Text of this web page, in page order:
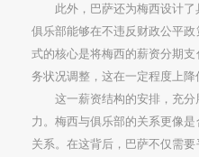
此外，巴萨还为梅西设计
俱乐部能够在不违反财政公平
式的核心是将梅西的薪资分期
务状况调整，这在一定程度上降
这一薪资结构的安排，充
力。梅西与俱乐部的关系更像
关系。在这背后，巴萨不仅需